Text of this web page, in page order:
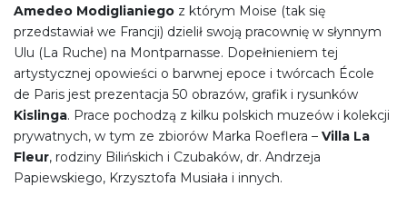
Amedeo Modiglianiego z którym Moise (tak się
przedstawiał we Francji) dzielił swoją pracownię w słynnym
Ulu (La Ruche) na Montparnasse. Dopełnieniem tej
artystycznej opowieści o barwnej epoce i twórcach École
de Paris jest prezentacja 50 obrazów, grafik i rysunków
Kislinga. Prace pochodzą z kilku polskich muzeów i kolekcji
prywatnych, w tym ze zbiorów Marka Roeflera – Villa La
Fleur, rodziny Bilińskich i Czubaków, dr. Andrzeja
Papiewskiego, Krzysztofa Musiała i innych.